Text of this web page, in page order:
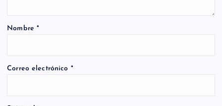
Nombre*
Correo electrónico *